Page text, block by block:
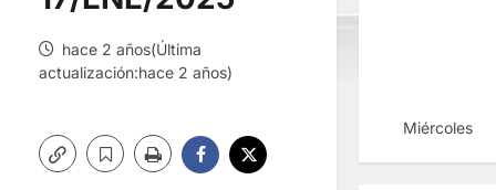
hace 2 años(Última
actualización:hace 2 años)
Miércoles,